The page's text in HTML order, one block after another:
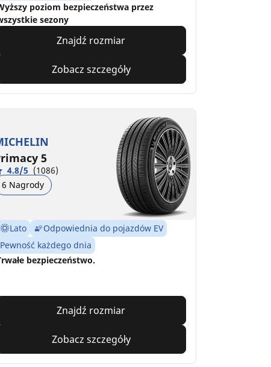
poziom bezpieczeństwa przez
sezony
Znajdź rozmiar
Zobacz szczegóły
5
4.8/5 (1086)
6 Nagrody
Lato
Odpowiednia do pojazdów EV
Pewność każdego dnia
bezpieczeństwo.
Znajdź rozmiar
Zobacz szczegóły